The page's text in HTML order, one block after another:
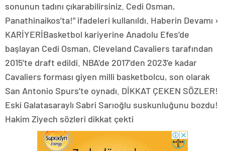
sonunun tadını çıkarabilirsiniz. Cedi Osman,
Panathinaikos’ta!” ifadeleri kullanıldı. Haberin Devamı ›
KARİYERİBasketbol kariyerine Anadolu Efes’de
başlayan Cedi Osman, Cleveland Cavaliers tarafından
2015’te draft edildi. NBA’de 2017’den 2023’e kadar
Cavaliers forması giyen milli basketbolcu, son olarak
San Antonio Spurs’te oynadı. DİKKAT ÇEKEN SÖZLER!
Eski Galatasaraylı Sabri Sarıoğlu suskunluğunu bozdu!
Hakim Ziyech sözleri dikkat çekti